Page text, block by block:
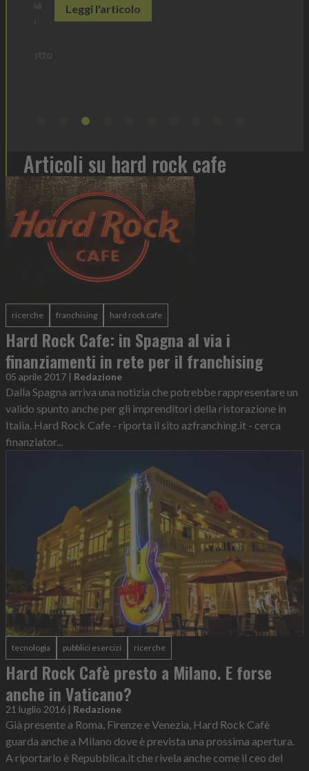
Leggi l'articolo
Articoli su hard rock cafe
ricerche franchising hard rock cafe
Hard Rock Cafe: in Spagna al via i
finanziamenti in rete per il franchising
05 aprile 2017 | Redazione
Dalla Spagna arriva una notizia che potrebbe rappresentare un
valido spunto anche per gli imprenditori della ristorazione in
Italia. Hard Rock Cafe - riporta il sito azfranching.it - cerca
finanziator...
tecnologia pubblici esercizi ricerche
Hard Rock Cafè presto a Milano. E forse
anche in Vaticano?
21 luglio 2016 | Redazione
Già presente a Roma, Firenze e Venezia, Hard Rock Cafè
guarda anche a Milano dove è prevista una prossima apertura.
A riportarlo è Repubblica.it che rivela anche come il ceo del